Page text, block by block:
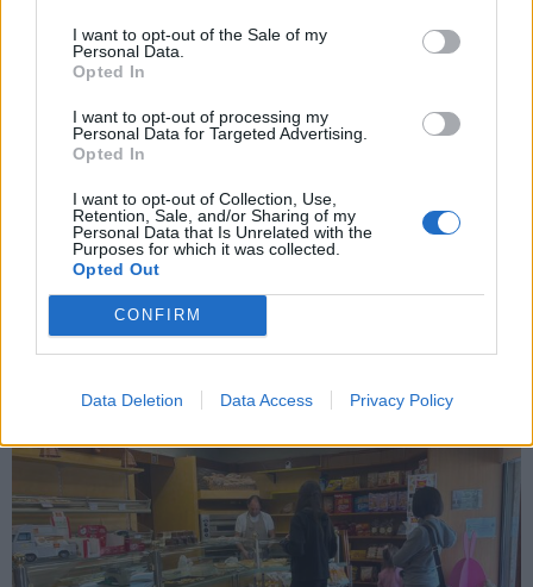
I want to opt-out of the Sale of my
Personal Data.
Opted In
I want to opt-out of processing my
Personal Data for Targeted Advertising.
Opted In
I want to opt-out of Collection, Use,
Retention, Sale, and/or Sharing of my
Personal Data that Is Unrelated with the
Purposes for which it was collected.
Opted Out
CONFIRM
Data Deletion Data Access Privacy Policy
Chiusure notturne in A9 tra Como Centro
e Chiasso: ecco quando e i percorsi
alternativi